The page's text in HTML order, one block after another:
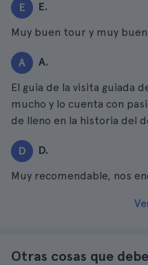
E E.
Muy buen tour y muy
A A.
El guia de la visita guiada
mucho y lo cuenta con
de lleno en la historia del
D D.
Muy recomendable, nos
Otras cosas que